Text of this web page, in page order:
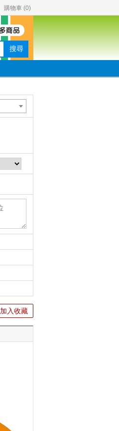
購物車 (0)
搜尋
加入收藏